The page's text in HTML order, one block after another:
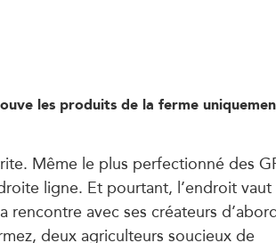
les produits de la ferme
Même le plus perfectionné des
ligne. Et pourtant, l’endroit vaut
rencontre avec ses créateurs
deux agriculteurs soucieux de